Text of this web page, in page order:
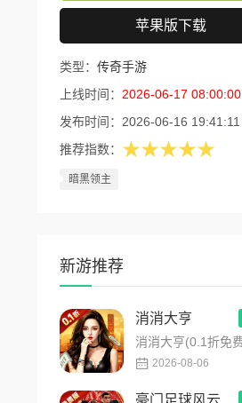
苹果版下载
类型： 传奇手游
上线时间： 2026-06-17 08:00:00
发布时间： 2026-06-16 19:41:11
推荐指数： ★★★★★
暗黑领主
新游推荐
消消大亨
2026-08-06